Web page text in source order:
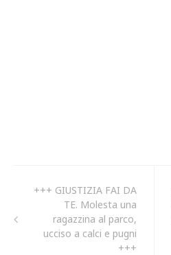
+++ GIUSTIZIA FAI DA
TE. Molesta una
ragazzina al parco,
ucciso a calci e pugni
+++